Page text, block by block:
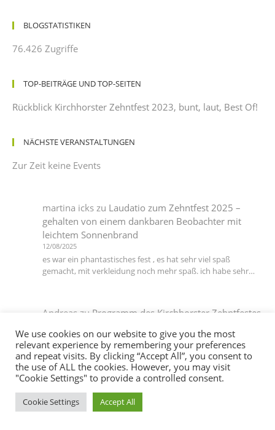
BLOGSTATISTIKEN
76.426 Zugriffe
TOP-BEITRÄGE UND TOP-SEITEN
Rückblick Kirchhorster Zehntfest 2023, bunt, laut, Best Of!
NÄCHSTE VERANSTALTUNGEN
Zur Zeit keine Events
martina ickszu Laudatio zum Zehntfest 2025 –
gehalten von einem dankbaren Beobachter mit
leichtem Sonnenbrand
12/08/2025
es war ein phantastisches fest , es hat sehr viel spaß
gemacht, mit verkleidung noch mehr spaß. ich habe sehr…
Andreas zu Programm des Kirchhorster Zehntfestes
06/07/2025
DJ T Ein Dank an alle die dieses wieder möglich gemacht
haben :-))
martina icks zuDas Motto steht, die Planungen
We use cookies on our website to give you the most
relevant experience by remembering your preferences
and repeat visits. By clicking “Accept All”, you consent to
the use of ALL the cookies. However, you may visit
"Cookie Settings" to provide a controlled consent.
Cookie Settings Accept All